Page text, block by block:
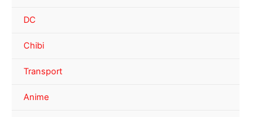
DC
Chibi
Transport
Anime